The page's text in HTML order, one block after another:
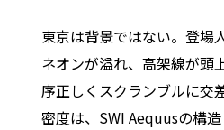
東京は背景ではない。登場
ネオンが溢れ、高架線が頭
序正しくスクランブルに
密度は、SWI Aequusの構造